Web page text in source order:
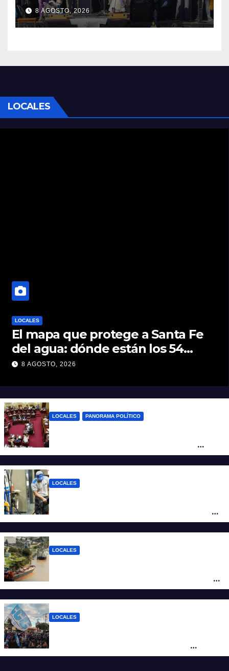
8 AGOSTO, 2026
LOCALES
LOCALES
El mapa que protege a Santa Fe
del agua: dónde están los 54
puntos de bombeo
8 AGOSTO, 2026
LOCALES PANORAMA POLÍTICO
Santa Fe
LOCALES
ciudad de Santa Fe: la nafta súper superó
los $2.100 y llenar el tanque cuesta más
LOCALES
posicionar los puertos del sur de Santa Fe
como salida para las exportaciones
LOCALES
sociales y sindicales